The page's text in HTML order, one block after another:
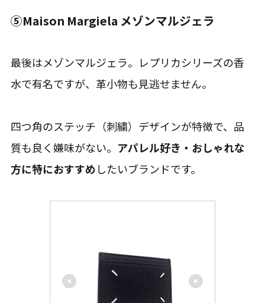
⑤Maison Margiela メゾンマルジェラ
最後はメゾンマルジェラ。レプリカシリーズの香
水で有名ですが、革小物も見逃せません。
四つ角のステッチ（刺繍）デザインが特徴で、品
質も良く嫌味がない。 アパレル好き・おしゃれな
方に特におすすめしたいブランドです。